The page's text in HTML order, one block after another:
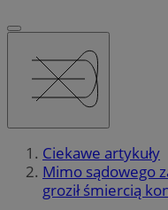
Ciekawe artykuły
Mimo sądowego
groził śmiercią